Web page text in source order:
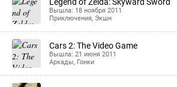
Вышла: 18 ноября 2011
Приключения, Экшн
Cars 2: The Video Game
Вышла: 21 июня 2011
Аркады, Гонки